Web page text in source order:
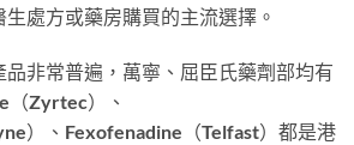
處方或藥房購買的主流選擇。
非常普遍，萬寧、屈臣氏藥劑部均有
（Zyrtec）、
）、Fexofenadine（Telfast）都是港